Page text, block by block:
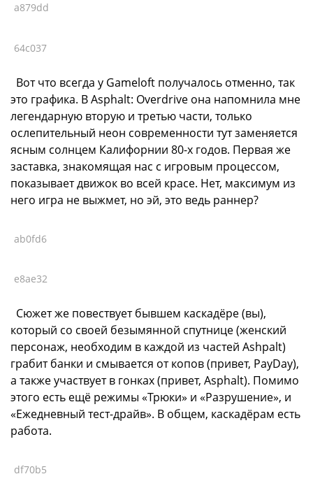
a879dd
64c037
Вот что всегда у Gameloft получалось отменно, так
это графика. В Asphalt: Overdrive она напомнила мне
легендарную вторую и третью части, только
ослепительный неон современности тут заменяется
ясным солнцем Калифорнии 80-х годов. Первая же
заставка, знакомящая нас с игровым процессом,
показывает движок во всей красе. Нет, максимум из
него игра не выжмет, но эй, это ведь раннер?
ab0fd6
e8ae32
Сюжет же повествует бывшем каскадёре (вы),
который со своей безымянной спутнице (женский
персонаж, необходим в каждой из частей Ashpalt)
грабит банки и смывается от копов (привет, PayDay),
а также участвует в гонках (привет, Asphalt). Помимо
этого есть ещё режимы «Трюки» и «Разрушение», и
«Ежедневный тест-драйв». В общем, каскадёрам есть
работа.
df70b5